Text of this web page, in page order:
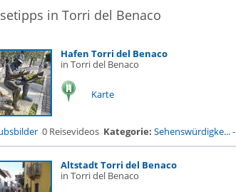
in Torri del Benaco
Hafen Torri del Benaco
in Torri del Benaco
Karte
0 Reisevideos Kategorie: Sehenswürdigke...-
Altstadt Torri del Benaco
in Torri del Benaco